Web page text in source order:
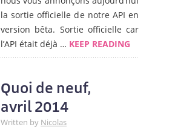
la sortie officielle de notre API en
version bêta. Sortie officielle car
l’API était déjà … KEEP READING
Quoi de neuf,
avril 2014
Written by Nicolas